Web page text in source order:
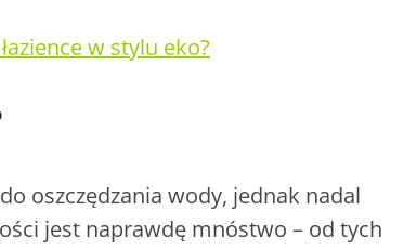
w stylu eko?
oszczędzania wody, jednak nadal
jest naprawdę mnóstwo – od tych